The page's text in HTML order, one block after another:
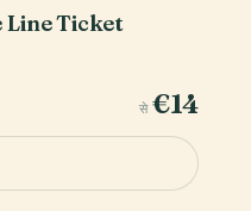
Line Ticket
से €14